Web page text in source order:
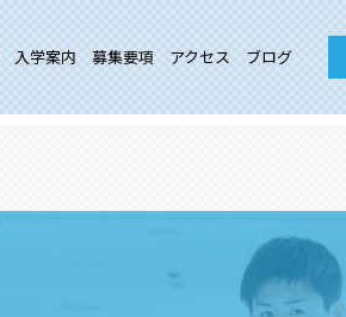
入学案内 募集要項 アクセス ブログ